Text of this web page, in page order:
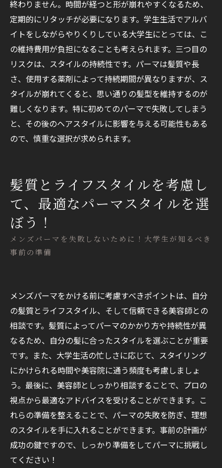
終わりません。時間が経つと形が崩れやすくなるため、
定期的にリタッチが必要になります。学生生活でアルバ
イトをしながらやりくりしている大学生にとっては、こ
の維持費用が負担になることも考えられます。三つ目の
リスクは、スタイルの持続性です。パーマは髪質や長
さ、使用する薬剤によって持続期間が異なりますが、ス
タイルが崩れてくると、思い通りの髪型を維持するのが
難しくなります。特に初めてのパーマで失敗してしまう
と、その後のヘアスタイルに影響を与える可能性もある
ので、慎重な選択が求められます。
メンズパーマを失敗しないために！大学生が知るべき
事前の準備
髪質とライフスタイルを考慮し
て、最適なパーマスタイルを選
ぼう！
メンズパーマをかける前に考慮すべきポイントは、自分
の髪質とライフスタイル、そして信頼できる美容師との
相談です。髪質によってパーマのかかり方や持続性が異
なるため、自分の髪に合ったスタイルを選ぶことが重要
です。また、大学生活の忙しさに応じて、スタイリング
にかけられる時間や美容院に通う頻度も考慮しましょ
う。最後に、美容師としっかり相談することで、プロの
視点から最適なアドバイスを受けることができます。こ
れらの準備を整えることで、パーマの失敗を防ぎ、理想
のスタイルを手に入れることができます。事前の計画が
成功の鍵ですので、しっかり準備をしてパーマに挑戦し
てください！